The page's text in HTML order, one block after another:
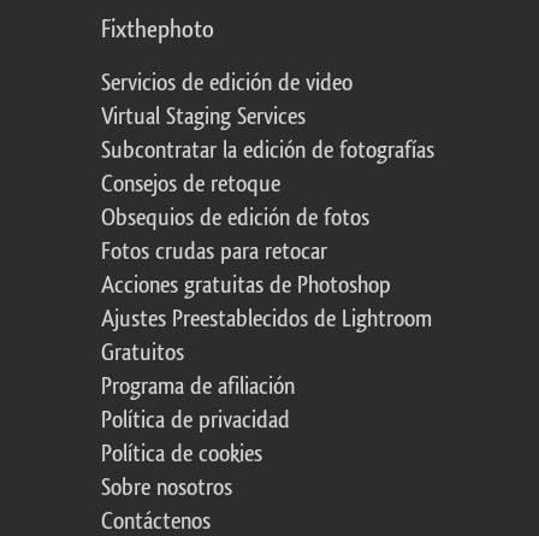
Fixthephoto
Servicios de edición de video
Virtual Staging Services
Subcontratar la edición de fotografías
Consejos de retoque
Obsequios de edición de fotos
Fotos crudas para retocar
Acciones gratuitas de Photoshop
Ajustes Preestablecidos de Lightroom
Gratuitos
Programa de afiliación
Política de privacidad
Política de cookies
Sobre nosotros
Contáctenos